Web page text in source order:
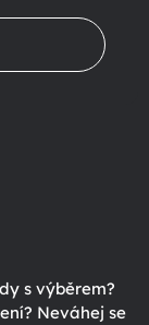
s výběrem?
Neváhej se